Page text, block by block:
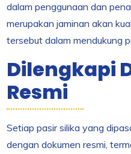
dalam penggunaan dan
merupakan jaminan akan
tersebut dalam mendukung
Dilengkapi
Resmi
Setiap pasir silika yang
dengan dokumen resmi,